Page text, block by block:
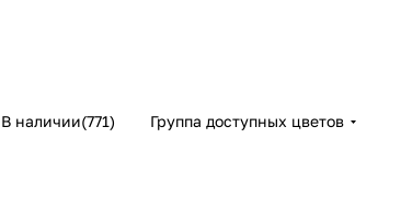
В наличии(771) Группа доступных цветов